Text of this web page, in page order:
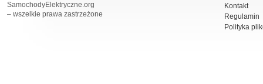
SamochodyElektryczne.org
– wszelkie prawa zastrzeżone
Kontakt
Regulamin
Polityka